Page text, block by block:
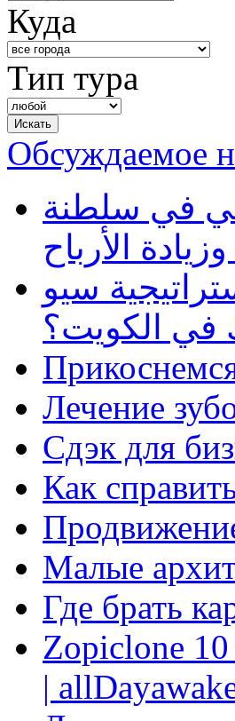
Куда
Тип тура
Обсуждаемое
في سلطنة
الأرباح
سيو
في الكويت؟
Лечение
Сдэк для
Как
Малые
Где брать
Zopiclone
|